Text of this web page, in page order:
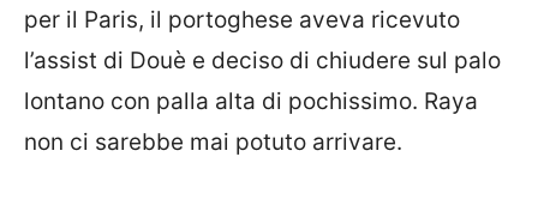
per il Paris, il portoghese aveva ricevuto
l’assist di Douè e deciso di chiudere sul palo
lontano con palla alta di pochissimo. Raya
non ci sarebbe mai potuto arrivare.